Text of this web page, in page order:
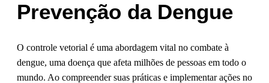
Prevenção da Dengue
O controle vetorial é uma abordagem vital no combate à
dengue, uma doença que afeta milhões de pessoas em todo o
mundo. Ao compreender suas práticas e implementar ações no